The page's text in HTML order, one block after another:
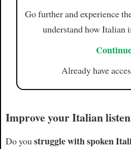
Go further and experience
understand how Italian
Already have
Improve your Italian
Do you struggle with spoken